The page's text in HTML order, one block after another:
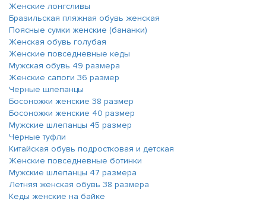
Женские лонгсливы
Бразильская пляжная обувь женская
Поясные сумки женские (бананки)
Женская обувь голубая
Женские повседневные кеды
Мужская обувь 49 размера
Женские сапоги 36 размер
Черные шлепанцы
Босоножки женские 38 размер
Босоножки женские 40 размер
Мужские шлепанцы 45 размер
Черные туфли
Китайская обувь подростковая и детская
Женские повседневные ботинки
Мужские шлепанцы 47 размера
Летняя женская обувь 38 размера
Кеды женские на байке